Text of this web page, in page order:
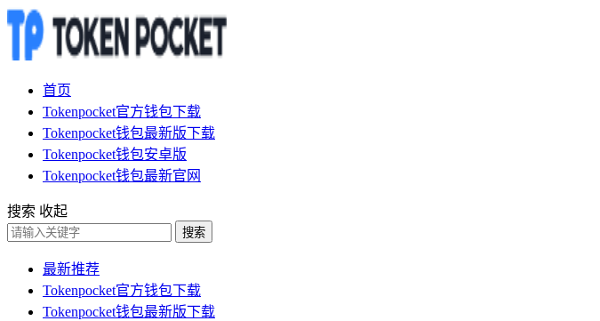
首页
Tokenpocket官方钱包下载
Tokenpocket钱包最新版下载
Tokenpocket钱包安卓版
Tokenpocket钱包最新官网
搜索 收起
搜索
最新推荐
Tokenpocket官方钱包下载
Tokenpocket钱包最新版下载